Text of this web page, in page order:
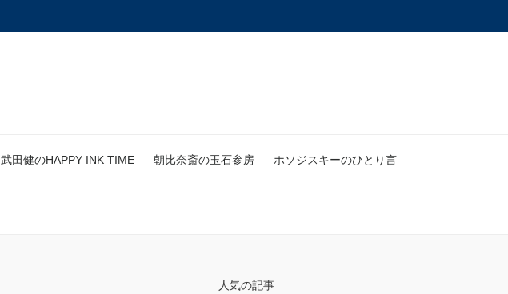
武田健のHAPPY INK TIME 朝比奈斎の玉石参房 ホソジスキーのひとり言
人気の記事